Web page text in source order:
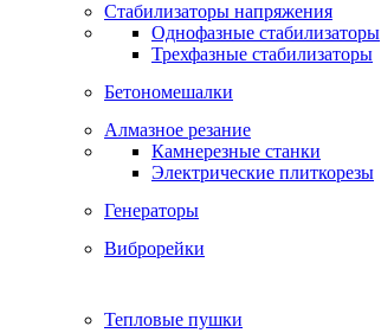
Стабилизаторы напряжения
Однофазные стабилизаторы
Трехфазные стабилизаторы
Бетономешалки
Алмазное резание
Камнерезные станки
Электрические плиткорезы
Генераторы
Виброрейки
Тепловые пушки